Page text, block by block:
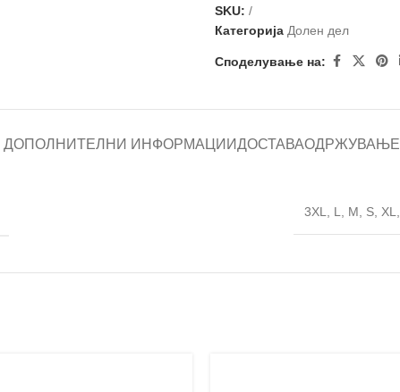
SKU: /
Категорија Долен дел
Споделување на:
ДОПОЛНИТЕЛНИ ИНФОРМАЦИИДОСТАВАОДРЖУВАЊЕ
3XL L M S XL